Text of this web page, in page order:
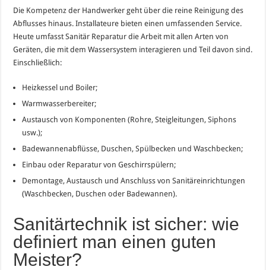
Die Kompetenz der Handwerker geht über die reine Reinigung des
Abflusses hinaus. Installateure bieten einen umfassenden Service.
Heute umfasst Sanitär Reparatur die Arbeit mit allen Arten von
Geräten, die mit dem Wassersystem interagieren und Teil davon sind.
Einschließlich:
Heizkessel und Boiler;
Warmwasserbereiter;
Austausch von Komponenten (Rohre, Steigleitungen, Siphons
usw.);
Badewannenabflüsse, Duschen, Spülbecken und Waschbecken;
Einbau oder Reparatur von Geschirrspülern;
Demontage, Austausch und Anschluss von Sanitäreinrichtungen
(Waschbecken, Duschen oder Badewannen).
Sanitärtechnik ist sicher: wie
definiert man einen guten
Meister?